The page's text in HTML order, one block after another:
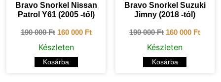
Bravo Snorkel Nissan
Patrol Y61 (2005 -től)
190 000Ft 160 000 Ft
Készleten
Kosárba
Bravo Snorkel Suzuki
Jimny (2018 -tól)
190 000Ft 160 000 Ft
Készleten
Kosárba